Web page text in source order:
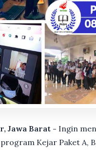
Jawa Barat - Ingin
Kejar Paket A,